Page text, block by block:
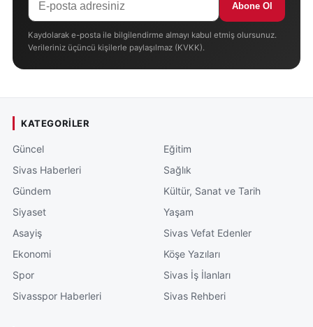
Abone Ol
Kaydolarak e-posta ile bilgilendirme almayı kabul etmiş olursunuz.
Verileriniz üçüncü kişilerle paylaşılmaz (KVKK).
KATEGORILER
Güncel
Sivas Haberleri
Gündem
Siyaset
Asayiş
Ekonomi
Spor
Sivasspor Haberleri
Eğitim
Sağlık
Kültür, Sanat ve Tarih
Yaşam
Sivas Vefat Edenler
Köşe Yazıları
Sivas İş İlanları
Sivas Rehberi